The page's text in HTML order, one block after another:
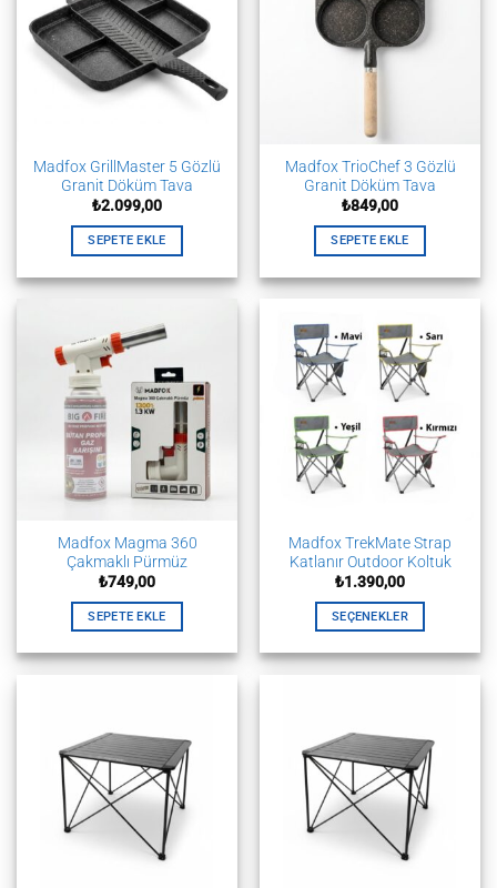
Seçenekler
ürün
sayfasından
seçilebilir
Madfox GrillMaster 5 Gözlü
Granit Döküm Tava
₺2.099,00
SEPETE EKLE
Madfox TrioChef 3 Gözlü
Granit Döküm Tava
₺849,00
SEPETE EKLE
Madfox Magma 360
Çakmaklı Pürmüz
₺749,00
SEPETE EKLE
Madfox TrekMate Strap
Katlanır Outdoor Koltuk
₺1.390,00
SEÇENEKLER
ürünün
varyasyonu
var.
Seçenekler
ürün
sayfasından
seçilebilir